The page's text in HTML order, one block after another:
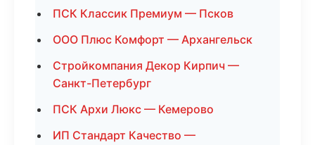
ПСК Классик Премиум — Псков
ООО Плюс Комфорт — Архангельск
Стройкомпания Декор Кирпич —
Санкт-Петербург
ПСК Архи Люкс — Кемерово
ИП Стандарт Качество —